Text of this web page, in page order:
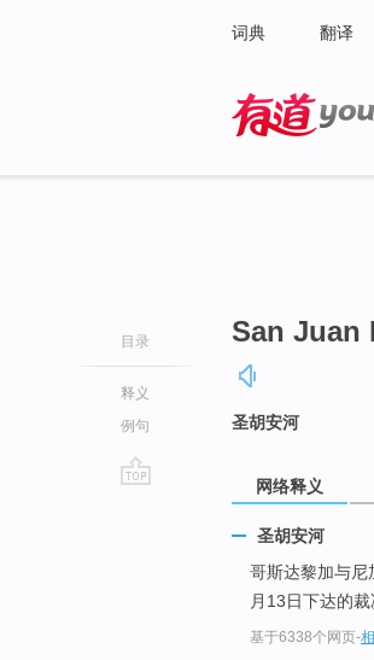
词典 翻译
目录
释义
例句
San Juan
圣胡安河
网络释义
圣胡安河
哥斯达黎加与尼
月13日下达的
基于6338个网页-